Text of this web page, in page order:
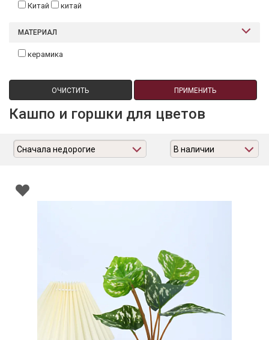
Китай китай
МАТЕРИАЛ
керамика
ОЧИСТИТЬ ПРИМЕНИТЬ
Кашпо и горшки для цветов
Сначала недорогие В наличии